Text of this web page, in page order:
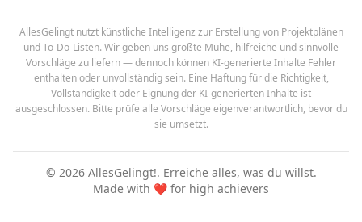
AllesGelingt nutzt künstliche Intelligenz zur Erstellung von Projektplänen
und To-Do-Listen. Wir geben uns größte Mühe, hilfreiche und sinnvolle
Vorschläge zu liefern — dennoch können KI-generierte Inhalte Fehler
enthalten oder unvollständig sein. Eine Haftung für die Richtigkeit,
Vollständigkeit oder Eignung der KI-generierten Inhalte ist
ausgeschlossen. Bitte prüfe alle Vorschläge eigenverantwortlich, bevor du
sie umsetzt.
© 2026AllesGelingt!. Erreiche alles, was du willst.
Made with ❤️ for high achievers